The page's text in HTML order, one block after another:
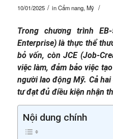
10/01/2025 / inCẩm nang, Mỹ /
Trong chương trình
Enterprise) là thực thể
bỏ vốn, còn JCE (Job-
việc làm, đảm bảo việc
người lao động Mỹ. Cả
tư đạt đủ điều kiện nhận
Nội dung chính